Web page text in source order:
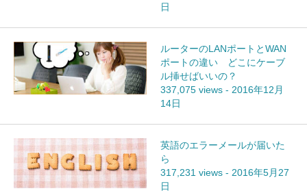
日
ルーターのLANポートとWAN
ポートの違い どこにケーブ
ル挿せばいいの？
337,075 views - 2016年12月
14日
英語のエラーメールが届いた
ら
317,231 views - 2016年5月27
日